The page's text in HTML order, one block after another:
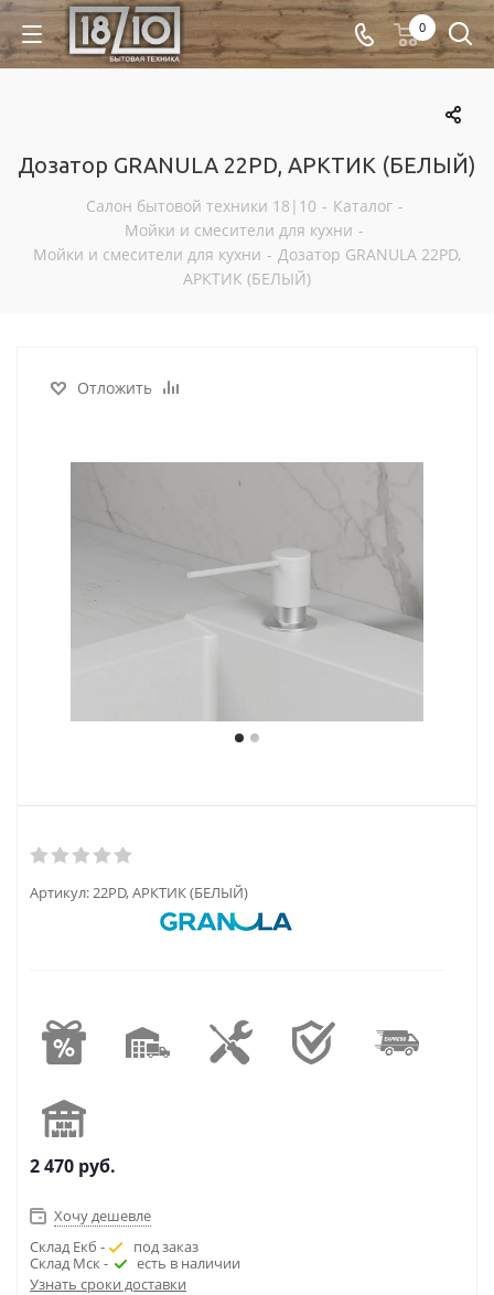
0
Дозатор GRANULA 22PD, АРКТИК (БЕЛЫЙ)
Салон бытовой техники 18|10 - Каталог -
Мойки и смесители для кухни -
Мойки и смесители для кухни - Дозатор GRANULA 22PD,
АРКТИК (БЕЛЫЙ)
Отложить
Артикул:22PD, АРКТИК (БЕЛЫЙ)
2 470 руб.
Хочу дешевле
Склад Екб -
под заказ
Склад Мск -
есть в наличии
Узнать сроки доставки